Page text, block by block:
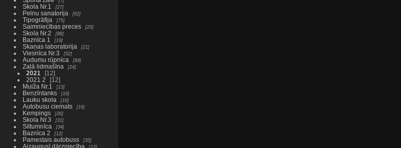
Skola Nr.1 27
Pelnu sanatorija 62
Tipogrāfija 75
Saimniecības preces 20
Skola Nr.2 88
Baznīca 1 19
Skaņas laboratorija 21
Viesnīca Nr.3 52
Audumu rūpnīca 84
Zaļā lidmašīna 24
2021
12
2021 2
12
Muiža Nr.1
13
Benzīntanks 16
Lauku skola 16
Autobusu ciemats 16
Kempings 26
Skola Nr.3 31
Siltumnīca 34
Baznīca 2 12
Pamestais autobuss 35
Aizaugusī dārzniecība